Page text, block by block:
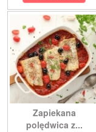
Zapiekana
polędwica z...